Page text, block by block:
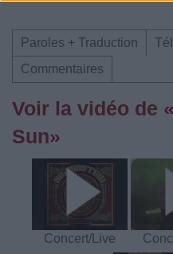
Paroles + Traduction
Commentaires
Voir la vidéo de
Sun»
Concert/Live